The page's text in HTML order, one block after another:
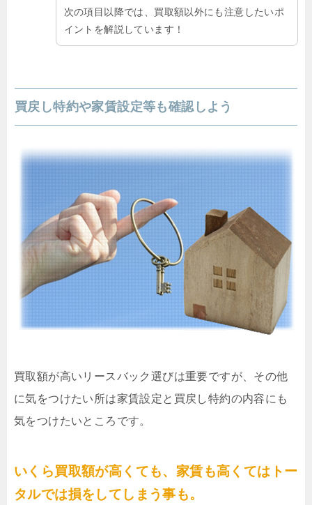
次の項目以降では、買取額以外にも注意したいポ
イントを解説しています！
買戻し特約や家賃設定等も確認しよう
買取額が高いリースバック選びは重要ですが、その他
に気をつけたい所は家賃設定と買戻し特約の内容にも
気をつけたいところです。
いくら買取額が高くても、家賃も高くてはトー
タルでは損をしてしまう事も。